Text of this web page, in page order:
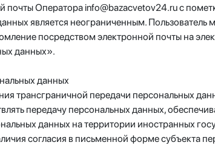
почты Оператора info@bazacvetov24.ru с
является неограниченным.
посредством электронной почты на
данных».
данных
трансграничной передачи персональных
передачу персональных данных,
данных на территории иностранных
согласия в письменной форме субъекта